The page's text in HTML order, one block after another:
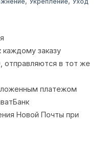
каждому заказу
отправляются в тот же
платежом
Новой Почты при